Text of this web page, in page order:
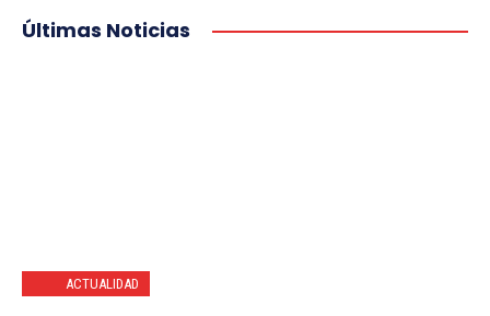
Últimas Noticias
ACTUALIDAD